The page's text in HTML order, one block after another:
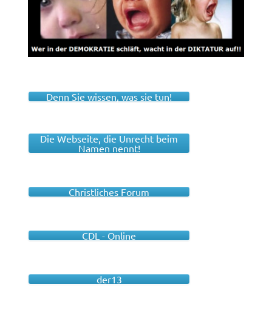
Denn Sie wissen, was sie tun!
Die Webseite, die Unrecht beim
Namen nennt!
Christliches Forum
CDL - Online
der13